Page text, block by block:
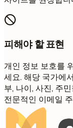
피해야 할 표현
개인 정보 보호를
세요. 해당 국가에
부, 나이, 사진, 주
전문적인 이메일